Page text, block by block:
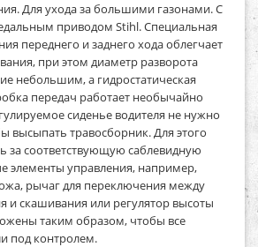
Для ухода за большими газонами. С
приводом Stihl. Специальная
переднего и заднего хода облегчает
при этом диаметр разворота
небольшим, а гидростатическая
передач работает необычайно
сиденье водителя не нужно
высыпать травосборник. Для этого
за соответствующую саблевидную
элементы управления, например,
рычаг для переключения между
скашивания или регулятор высоты
таким образом, чтобы все
под контролем.